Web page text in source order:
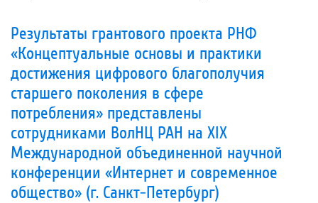
Результаты грантового проекта РНФ
«Концептуальные основы и практики
достижения цифрового благополучия
старшего поколения в сфере
потребления» представлены
сотрудниками ВолНЦ РАН на XIX
Международной объединенной научной
конференции «Интернет и современное
общество» (г. Санкт-Петербург)